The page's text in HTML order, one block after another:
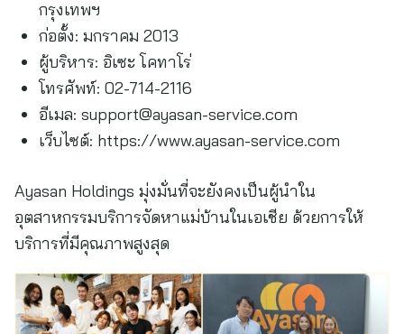
กรุงเทพฯ
ก่อตั้ง: มกราคม 2013
ผู้บริหาร: อิเซะ โคทาโร่
โทรศัพท์: 02-714-2116
อีเมล: support@ayasan-service.com
เว็บไซต์: https://www.ayasan-service.com
Ayasan Holdings มุ่งมั่นที่จะยังคงเป็นผู้นำใน
อุตสาหกรรมบริการจัดหาแม่บ้านในเอเชีย ด้วยการให้
บริการที่มีคุณภาพสูงสุด